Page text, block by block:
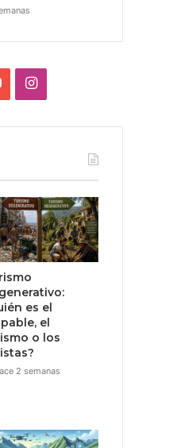
YouTubeInstagram
es el
el
o los
2 semanas